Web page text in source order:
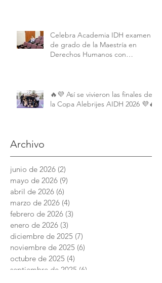
Celebra Academia IDH examen
de grado de la Maestría en
Derechos Humanos con
🔥💜 Así se vivieron las finales de
la Copa Alebrijes AIDH 2026 💜🔥
Archivo
junio de 2026 (2)
mayo de 2026 (9)
abril de 2026 (6)
marzo de 2026 (4)
febrero de 2026 (3)
enero de 2026 (3)
diciembre de 2025 (7)
noviembre de 2025 (6)
octubre de 2025 (4)
septiembre de 2025 (6)